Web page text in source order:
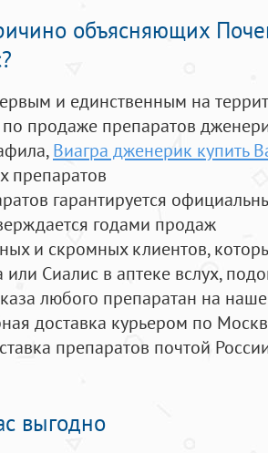
объясняющих
и единственным на
по продаже препаратов
, Виагра дженерик купить
препаратов
гарантируется
годами продаж
и скромных клиентов,
или Сиалис в аптеке вслух,
любого препаратан на
доставка курьером по
препаратов почтой
выгодно